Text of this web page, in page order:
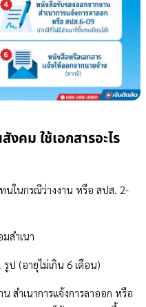
คม ใช้เอกสารอะไร
ในกรณีว่างงาน หรือ สปส. 2-
สำเนา
ป (อายุไม่เกิน 6 เดือน)
สำเนาการแจ้งการลาออก หรือ